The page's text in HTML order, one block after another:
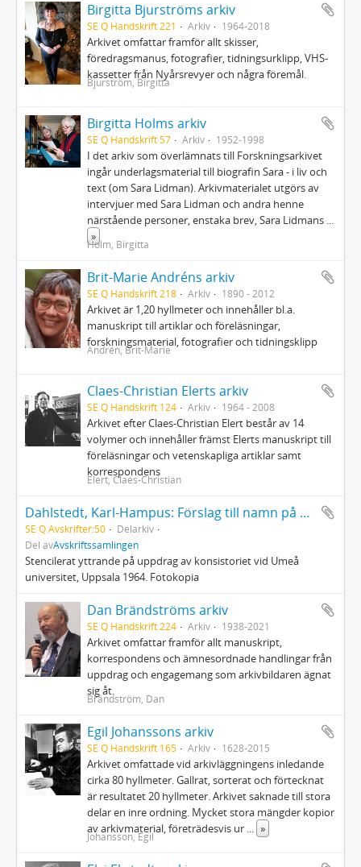
Birgitta Bjurströms arkiv
SE Q Handskrift 221 Arkiv 1964-2018
Arkivet omfattar framför allt skisser,
föredragsmanus, fotografier, tidningsurklipp, VHS-
kassetter från Nyårsrevyer och några föremål.
Bjurström, Birgitta
Birgitta Holms arkiv
SE Q Handskrift 57 Arkiv 1952-1998
I det arkiv som överlämnats till Forskningsarkivet
ingår underlagsmaterial till biografin Sara - i liv och
text (om Sara Lidman). Arkivmaterialet utgörs av
intervjuer med Sara Lidman och andra henne
närstående personer, enstaka brev, Sara Lidmans ...
»
Holm, Birgitta
Brit-Marie Andréns arkiv
SE Q Handskrift 218 Arkiv 1890 - 2012
Arkivet är 1,20 hyllmeter och innehåller bl.a.
manuskript till artiklar och föreläsningar,
forskningsmaterial, fotografier och tidningsklipp
Andrén, Brit-Marie
Claes-Christian Elerts arkiv
SE Q Handskrift 124 Arkiv 1964 - 2008
Arkivet efter Claes-Christian Elert består av 14
volymer och innehåller främst Elerts manuskript till
föreläsningar och vetenskapliga artiklar samt
korrespondens
Elert, Claes-Christian
Dahlstedt, Karl-Hampus: Förslag till namn på sex gator i Umeå universitetsområde
SE Q Avskrifter:50
Delarkiv
Del avAvskriftssamlingen
Stencilerat yttrande på uppdrag av konsistoriet vid Umeå
universitet, Uppsala 1964. Fotokopia
Dan Brändströms arkiv
SE Q Handskrift 224 Arkiv 1938-2021
Arkivet omfattar framför allt manuskript,
korrespondens och ämnesordnade handlingar från
uppdrag och engagemang som arkivbildaren ägnat
sig åt.
Brändström, Dan
Egil Johanssons arkiv
SE Q Handskrift 165 Arkiv 1628-2015
Arkivet omfattade vid arkivläggningens inledande
cirka 80 hyllmeter. Gallrat, sorterat och förtecknat
är resultatet 20 hyllmeter. Arkivet saknade till stora
delar en inre ordning. Mycket stora mängder kopior
av arkivmaterial, företrädesvis ur ... »
Johansson, Egil